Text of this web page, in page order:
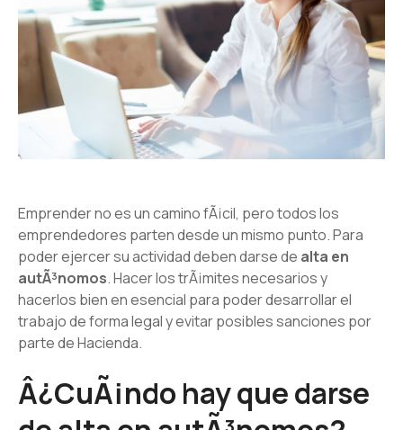
Emprender no es un camino fÃ¡cil, pero todos los
emprendedores parten desde un mismo punto. Para
poder ejercer su actividad deben darse de alta en
autÃ³nomos. Hacer los trÃ¡mites necesarios y
hacerlos bien en esencial para poder desarrollar el
trabajo de forma legal y evitar posibles sanciones por
parte de Hacienda.
Â¿CuÃ¡ndo hay que darse